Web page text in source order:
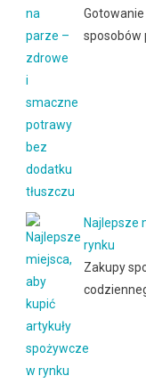
sposobów
Najlepsze
rynku
Zakupy